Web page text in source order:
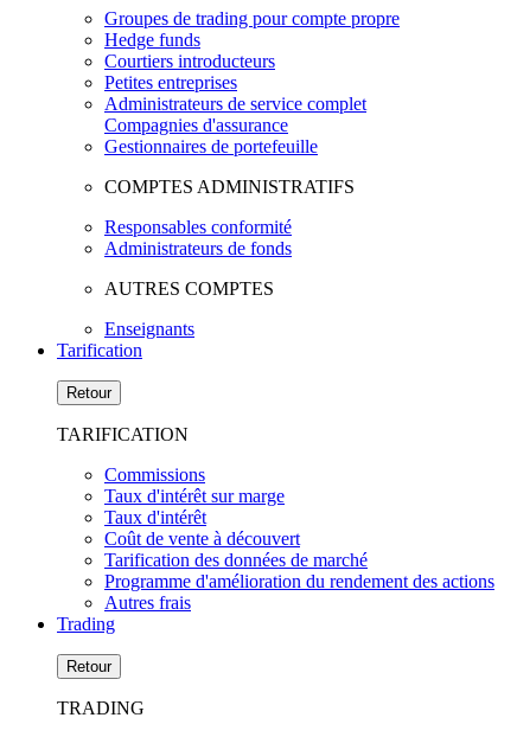
Groupes de trading pour compte propre
Hedge funds
Courtiers introducteurs
Petites entreprises
Administrateurs de service complet
Compagnies d'assurance
Gestionnaires de portefeuille
COMPTES ADMINISTRATIFS
Responsables conformité
Administrateurs de fonds
AUTRES COMPTES
Enseignants
Tarification
Retour
TARIFICATION
Commissions
Taux d'intérêt sur marge
Taux d'intérêt
Coût de vente à découvert
Tarification des données de marché
Programme d'amélioration du rendement des actions
Autres frais
Trading
Retour
TRADING